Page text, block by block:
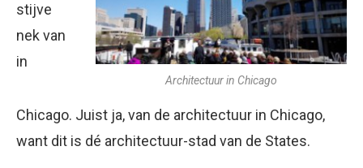
Architectuur in Chicago
stijve
nek van
in
Chicago. Juist ja, van de architectuur in Chicago,
want dit is dé architectuur-stad van de States.